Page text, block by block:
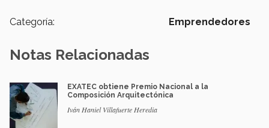
Categoría: Emprendedores
Notas Relacionadas
EXATEC obtiene Premio Nacional a la
Composición Arquitectónica
Iván Haniel Villafuerte Heredia